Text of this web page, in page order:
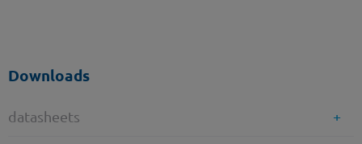
Downloads
datasheets